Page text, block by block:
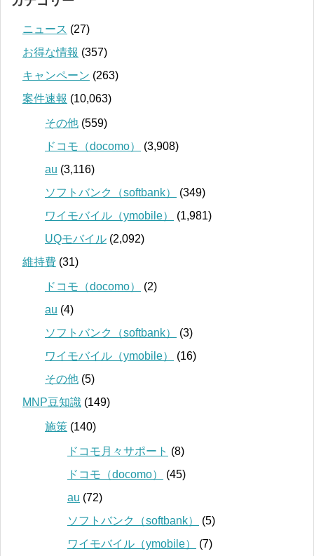
ニュース (27)
お得な情報 (357)
キャンペーン (263)
案件速報 (10,063)
その他 (559)
ドコモ（docomo）
(3,908)
au (3,116)
ソフトバンク（softbank）
(349)
ワイモバイル（ymobile）
(1,981)
UQモバイル (2,092)
維持費 (31)
ドコモ（docomo）
(2)
au (4)
ソフトバンク（softbank）
(3)
ワイモバイル（ymobile）
(16)
その他 (5)
MNP豆知識 (149)
施策 (140)
ドコモ月々サポート (8)
ドコモ（docomo）
(45)
au (72)
ソフトバンク（softbank）
(5)
ワイモバイル（ymobile）
(7)